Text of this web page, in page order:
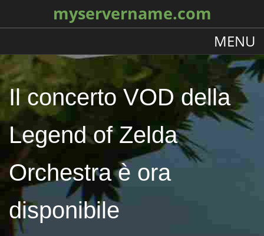
myservername.com
MENU
Il concerto VOD della
Legend of Zelda
Orchestra è ora
disponibile